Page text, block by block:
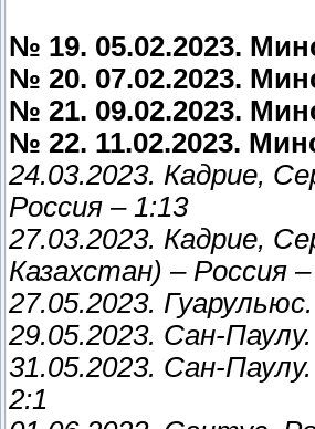
№ 19. 05.02.2023.
№ 20. 07.02.2023.
№ 21. 09.02.2023.
№ 22. 11.02.2023.
24.03.2023. Кадрие,
Россия – 1:13
27.03.2023. Кадрие,
Казахстан) – Россия
27.05.2023.
29.05.2023. Сан-
31.05.2023. Сан-
2:1